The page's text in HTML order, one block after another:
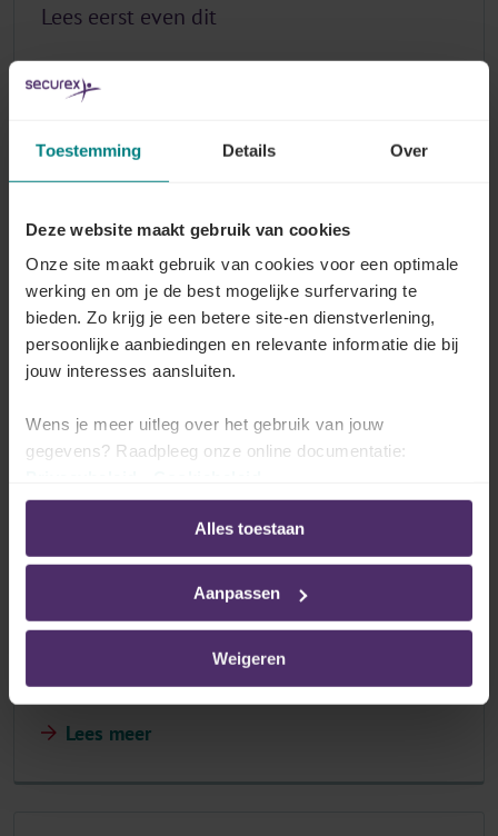
Toestemming Details Over
Deze website maakt gebruik van cookies
Onze site maakt gebruik van cookies voor een optimale
werking en om je de best mogelijke surfervaring te
bieden. Zo krijg je een betere site-en dienstverlening,
persoonlijke aanbiedingen en relevante informatie die bij
jouw interesses aansluiten.
Wens je meer uitleg over het gebruik van jouw
gegevens? Raadpleeg onze online documentatie:
Alles toestaan
Aanpassen
Weigeren
Lees eerst even dit
Lees meer
Gelijk loon voor mannen en vrouwen?
Lees meer
Welke verplichtingen heeft de werkgever?
Lees meer
Opdeling van de gegevens in de sociale
balans
Tweejaarlijks analyseverslag
Lees meer